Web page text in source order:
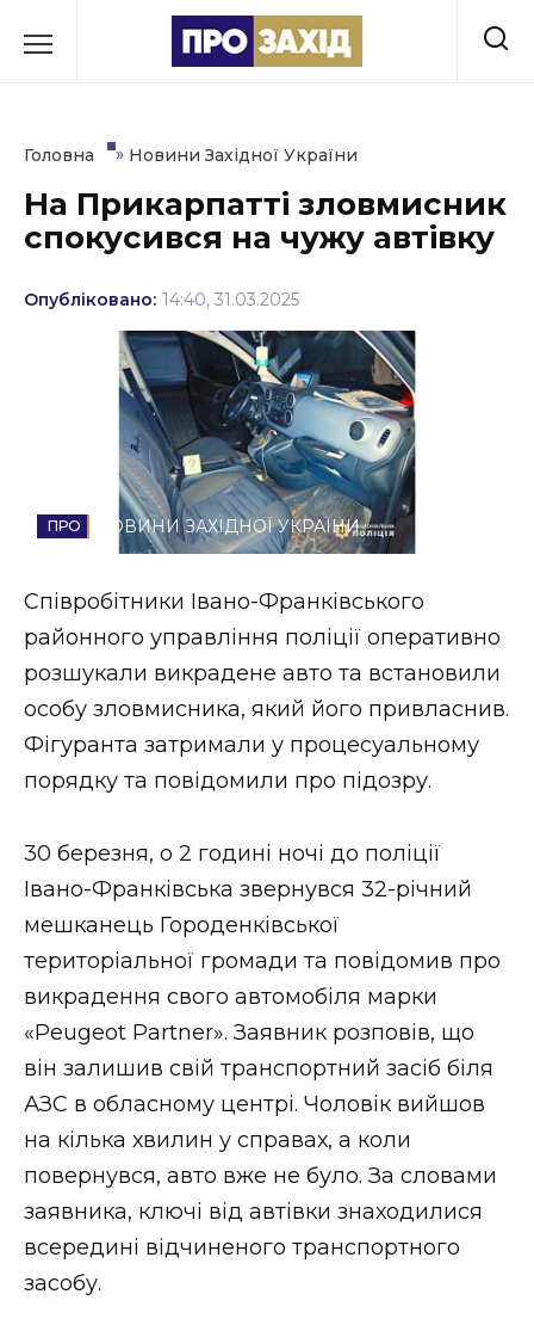
до
Культура
Освіта
Політика
Соціум
Стиль життя
Втрачений Ужгород
Втрачений Ужгород (відеоверсія)
ЗАКАРПАТСЬКІ НОВИНИ
НОВИНИ ЗАХІДНОЇ УКРАЇНИ
ВІДЕО
Головна » Новини Західної України
На Прикарпатті зловмисник
спокусився на чужу автівку
Опубліковано: 14:40, 31.03.2025
НОВИНИ ЗАХІДНОЇ УКРАЇНИ
Співробітники Івано-Франківського
районного управління поліції оперативно
розшукали викрадене авто та встановили
особу зловмисника, який його привласнив.
Фігуранта затримали у процесуальному
порядку та повідомили про підозру.
30 березня, о 2 годині ночі до поліції
Івано-Франківська звернувся 32-річний
мешканець Городенківської
територіальної громади та повідомив про
викрадення свого автомобіля марки
«Peugeot Partner». Заявник розповів, що
він залишив свій транспортний засіб біля
АЗС в обласному центрі. Чоловік вийшов
на кілька хвилин у справах, а коли
повернувся, авто вже не було. За словами
заявника, ключі від автівки знаходилися
всередині відчиненого транспортного
засобу.